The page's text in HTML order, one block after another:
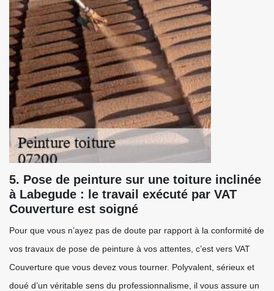
5. Pose de peinture sur une toiture inclinée
à Labegude : le travail exécuté par VAT
Couverture est soigné
Pour que vous n’ayez pas de doute par rapport à la conformité de
vos travaux de pose de peinture à vos attentes, c’est vers VAT
Couverture que vous devez vous tourner. Polyvalent, sérieux et
doué d’un véritable sens du professionnalisme, il vous assure un